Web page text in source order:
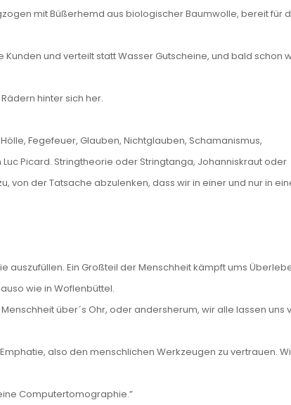
mit Büßerhemd aus biologischer Baumwolle, bereit für
und verteilt statt Wasser Gutscheine, und bald schon
hinter sich her.
Fegefeuer, Glauben, Nichtglauben, Schamanismus,
Picard. Stringtheorie oder Stringtanga, Johanniskraut oder
von der Tatsache abzulenken, dass wir in einer und nur in
auszufüllen. Ein Großteil der Menschheit kämpft ums
wie in Woflenbüttel.
über´s Ohr, oder andersherum, wir alle lassen uns
also den menschlichen Werkzeugen zu vertrauen.
Computertomographie.”